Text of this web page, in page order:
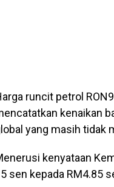
runcit petrol
kenaikan
yang masih tidak
kenyataan
sen kepada RM4.85